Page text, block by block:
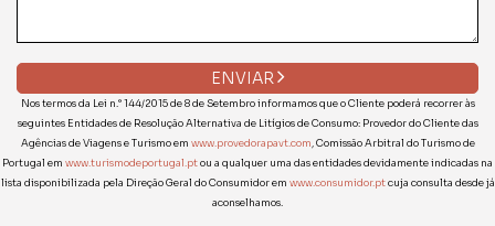
ENVIAR
Nos termos da Lei n.° 144/2015 de 8 de Setembro informamos que o Cliente poderá recorrer às
seguintes Entidades de Resolução Alternativa de Litígios de Consumo: Provedor do Cliente das
Agências de Viagens e Turismo em www.provedorapavt.com, Comissão Arbitral do Turismo de
Portugal em www.turismodeportugal.ptou a qualquer uma das entidades devidamente indicadas na
lista disponibilizada pela Direção Geral do Consumidor em www.consumidor.ptcuja consulta desde já
aconselhamos.